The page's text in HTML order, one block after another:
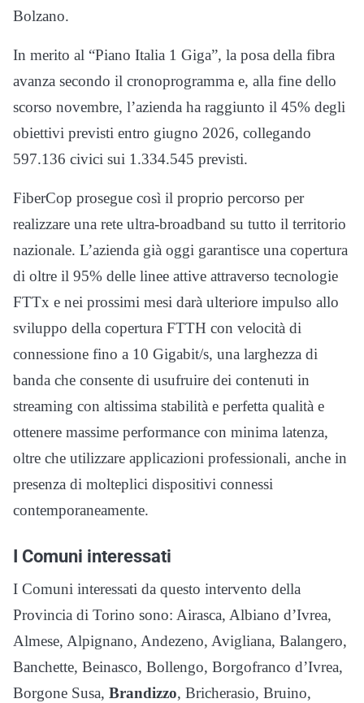
Bolzano.
In merito al “Piano Italia 1 Giga”, la posa della fibra
avanza secondo il cronoprogramma e, alla fine dello
scorso novembre, l’azienda ha raggiunto il 45% degli
obiettivi previsti entro giugno 2026, collegando
597.136 civici sui 1.334.545 previsti.
FiberCop prosegue così il proprio percorso per
realizzare una rete ultra-broadband su tutto il territorio
nazionale. L’azienda già oggi garantisce una copertura
di oltre il 95% delle linee attive attraverso tecnologie
FTTx e nei prossimi mesi darà ulteriore impulso allo
sviluppo della copertura FTTH con velocità di
connessione fino a 10 Gigabit/s, una larghezza di
banda che consente di usufruire dei contenuti in
streaming con altissima stabilità e perfetta qualità e
ottenere massime performance con minima latenza,
oltre che utilizzare applicazioni professionali, anche in
presenza di molteplici dispositivi connessi
contemporaneamente.
I Comuni interessati
I Comuni interessati da questo intervento della
Provincia di Torino sono: Airasca, Albiano d’Ivrea,
Almese, Alpignano, Andezeno, Avigliana, Balangero,
Banchette, Beinasco, Bollengo, Borgofranco d’Ivrea,
Borgone Susa, Brandizzo, Bricherasio, Bruino,